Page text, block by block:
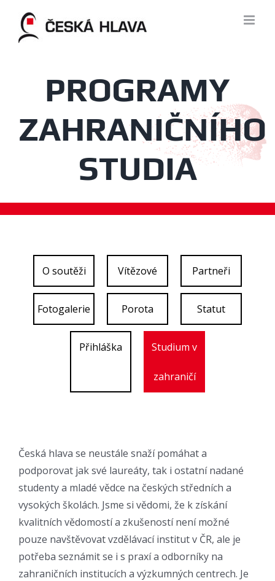
content
PROGRAMY
ZAHRANIČNÍHO
STUDIA
O soutěži Vítězové Partneři
Fotogalerie Porota Statut
Přihláška Studium v
zahraničí
Česká hlava se neustále snaží pomáhat a
podporovat jak své laureáty, tak i ostatní nadané
studenty a mladé vědce na českých středních a
vysokých školách. Jsme si vědomi, že k získání
kvalitních vědomostí a zkušeností není možné
pouze navštěvovat vzdělávací institut v ČR, ale je
potřeba seznámit se i s praxí a odborníky na
zahraničních institucích a výzkumných centrech. Je